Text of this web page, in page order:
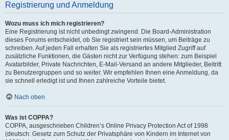
Registrierung und Anmeldung
Wozu muss ich mich registrieren?
Eine Registrierung ist nicht unbedingt zwingend. Die Board-Administration
dieses Forums entscheidet, ob Sie registriert sein müssen, um Beiträge zu
schreiben. Auf jeden Fall erhalten Sie als registriertes Mitglied Zugriff auf
zusätzliche Funktionen, die Gästen nicht zur Verfügung stehen: zum Beispiel
Avatarbilder, Private Nachrichten, E-Mail-Versand an andere Mitglieder, Beitritt
zu Benutzergruppen und so weiter. Wir empfehlen Ihnen eine Anmeldung, da
sie schnell erledigt ist und Ihnen zahlreiche Vorteile bietet.
Nach oben
Was ist COPPA?
COPPA, ausgeschrieben Children’s Online Privacy Protection Act of 1998
(deutsch: Gesetz zum Schutz der Privatsphäre von Kindern im Internet von